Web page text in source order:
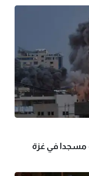
مسجدا في غزة